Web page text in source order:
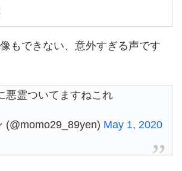
もできない、意外すぎる声です
悪霊ついてますねこれ
May 1, 2020